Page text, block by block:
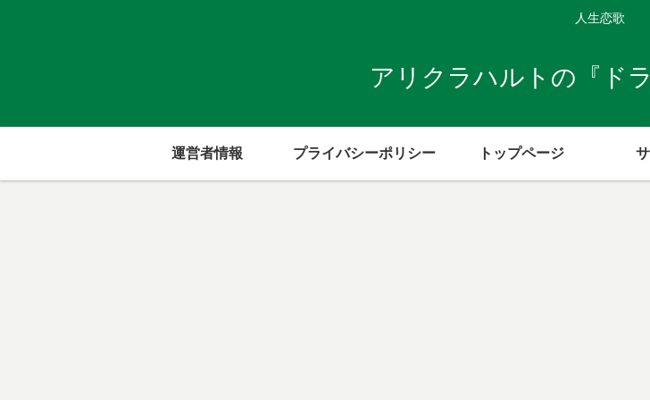
人生恋歌
アリクラハルトの『ド
運営者情報 プライバシーポリシー トップページ